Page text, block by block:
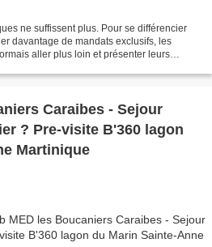
ne suffissent plus. Pour se différencier
davantage de mandats exclusifs, les
aller plus loin et présenter leurs
Caraibes - Sejour
? Pre-visite B'360 lagon
Martinique